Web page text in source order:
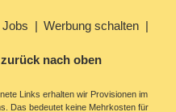
Jobs Werbung schalten
zurück nach oben
Links erhalten wir Provisionen im
Das bedeutet keine Mehrkosten für